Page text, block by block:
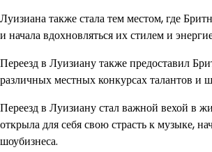
Луизиана также стала тем местом, где
и начала вдохновляться их стилем и
Переезд в Луизиану также предоставил
различных местных конкурсах талантов и
Переезд в Луизиану стал важной вехой в
открыла для себя свою страсть к музыке,
шоубизнеса.